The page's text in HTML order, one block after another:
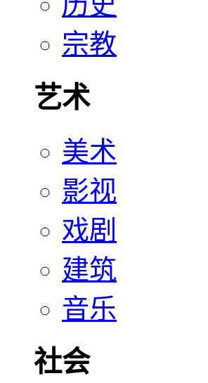
宗教
艺术
美术
影视
戏剧
建筑
音乐
社会